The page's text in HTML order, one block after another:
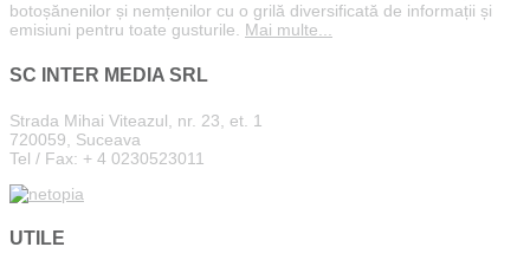
botoșănenilor și nemțenilor cu o grilă diversificată de informații și
emisiuni pentru toate gusturile. Mai multe...
SC INTER MEDIA SRL
Strada Mihai Viteazul, nr. 23, et. 1
720059, Suceava
Tel / Fax: + 4 0230523011
UTILE